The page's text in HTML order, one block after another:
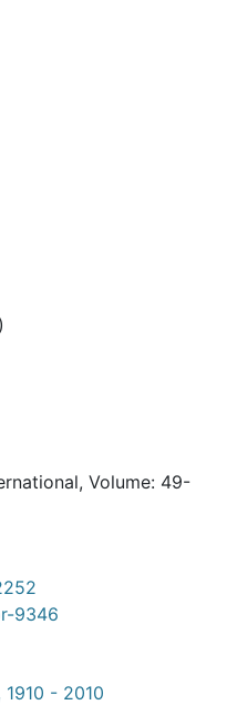
Volume: 49-
9346
- 2010